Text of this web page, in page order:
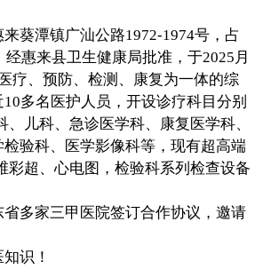
葵潭镇广汕公路1972-1974号，占
惠来县卫生健康局批准，于2025月
疗、预防、检测、康复为一体的综
多名医护人员，开设诊疗科目分别
儿科、急诊医学科、康复医学科、
验科、医学影像科等，现有超高端
彩超、心电图，检验科系列检查设备
多家三甲医院签订合作协议，邀请
识！